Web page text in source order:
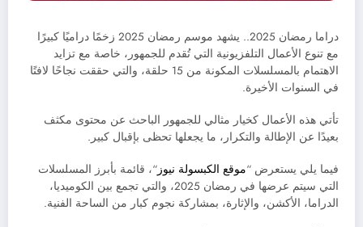
دراما رمضان 2025.. يشهد موسم رمضان 2025 زخمًا دراميًا كبيرًا
مع تنوع الأعمال التلفزيونية التي تُقدم للجمهور، خاصة مع تزايد
الاهتمام بالمسلسلات المكونة من 15 حلقة، والتي حققت نجاحًا لافتًا
في السنوات الأخيرة.
تأتي هذه الأعمال كخيار مثالي للجمهور الباحث عن محتوى مكثف
بعيدًا عن الإطالة والتكرار، ما يجعلها تحظى بإقبال كبير.
فيما يلي يستعرض “موقع الكبسولة نيوز“، قائمة بأبرز المسلسلات
التي سيتم عرضها في رمضان 2025، والتي تجمع بين الكوميديا،
الدراما، الأكشن، والإثارة، بمشاركة نجوم كبار من الساحة الفنية.